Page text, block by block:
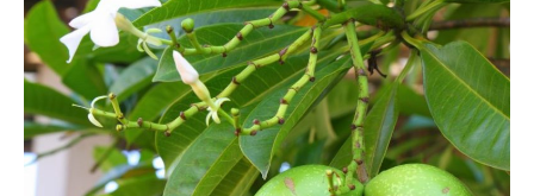
Buat Sendiri
Ilham Impiana
Ilham Impiana 360
Ilham Impiana Inspirasi Selebriti
Impiana TV
Casa Impiana